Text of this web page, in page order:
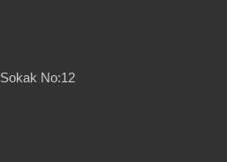
No:12